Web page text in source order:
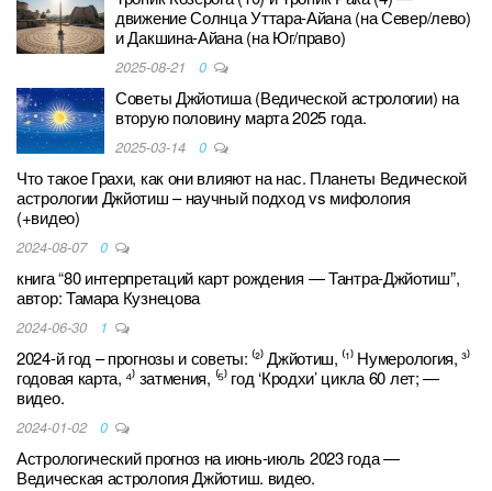
движение Солнца Уттара-Айана (на Север/лево)
и Дакшина-Айана (на Юг/право)
2025-08-21 0
Советы Джйотиша (Ведической астрологии) на
вторую половину марта 2025 года.
2025-03-14 0
Что такое Грахи, как они влияют на нас. Планеты Ведической
астрологии Джйотиш – научный подход vs мифология
(+видео)
2024-08-07 0
книга “80 интерпретаций карт рождения — Тантра-Джйотиш”,
автор: Тамара Кузнецова
2024-06-30 1
2024-й год – прогнозы и советы: ⁽²⁾ Джйотиш, ⁽¹⁾ Нумерология, ³⁾
годовая карта, ⁴⁾ затмения, ⁽⁵⁾ год ‘Кродхи’ цикла 60 лет; —
видео.
2024-01-02 0
Астрологический прогноз на июнь-июль 2023 года —
Ведическая астрология Джйотиш. видео.